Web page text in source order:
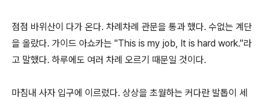
점점 바위산이 다가 온다. 차례차례 관문을 통과 했다. 수없는 계단
을 올랐다. 가이드 아쇼카는 "This is my job, It is hard work."라
고 말했다. 하루에도 여러 차례 오르기 때문일 것이다.
마침내 사자 입구에 이르렀다. 상상을 초월하는 커다란 발톱이 세